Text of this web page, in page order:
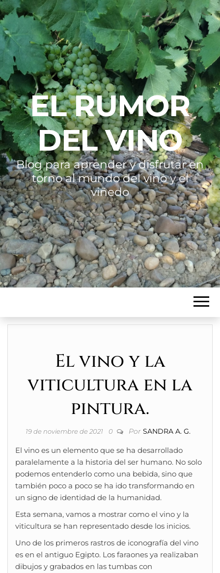
EL RUMOR
DEL VINO
Blog para aprender y disfrutar en
torno al mundo del vino y el
viñedo
El vino y la
viticultura en la
pintura.
19 de noviembre de 2021 0 Por SANDRA A. G.
El vino es un elemento que se ha desarrollado
paralelamente a la historia del ser humano. No solo
podemos entenderlo como una bebida, sino que
también poco a poco se ha ido transformando en
un signo de identidad de la humanidad.
Esta semana, vamos a mostrar como el vino y la
viticultura se han representado desde los inicios.
Uno de los primeros rastros de iconografía del vino
es en el antiguo Egipto. Los faraones ya realizaban
dibujos y grabados en las tumbas con